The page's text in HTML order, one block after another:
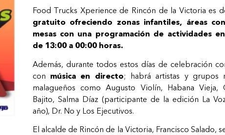
Food Trucks Xperience de Rincón de la Victoria es
gratuito ofreciendo zonas infantiles, áreas
mesas con una programación de actividades
de 13:00 a 00:00 horas.
Además, durante todos estos días de celebración
con música en directo; habrá artistas y grupos
malagueños como Augusto Violín, Habana Vieja,
Bajito, Salma Díaz (participante de la edición La
año), Dr. No y Los Ejecutivos.
El alcalde de Rincón de la Victoria, Francisco Salado,